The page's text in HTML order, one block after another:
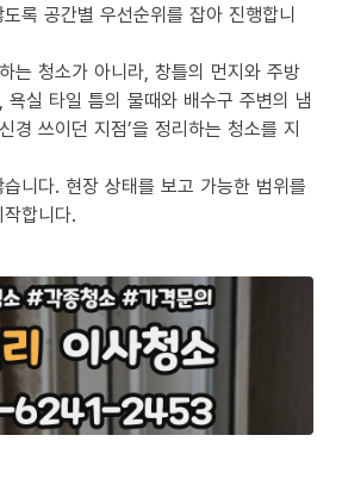
록 공간별 우선순위를 잡아 진행합니
는 청소가 아니라, 창틀의 먼지와 주방
욕실 타일 틈의 물때와 배수구 주변의 냄
경 쓰이던 지점’을 정리하는 청소를 지
니다. 현장 상태를 보고 가능한 범위를
합니다.